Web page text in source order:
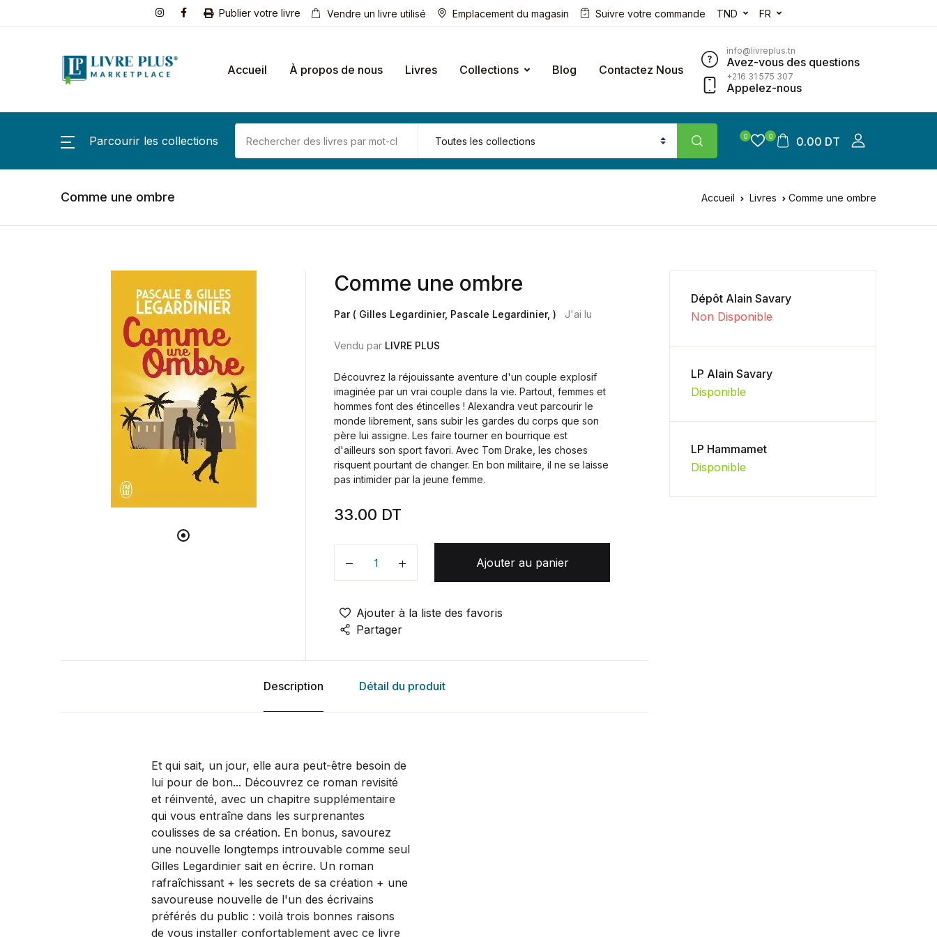
Publier votre livre Vendre un livre utilisé Emplacement du magasin Suivre votre commande TND FR
Accueil À propos de nous Livres Collections Blog Contactez Nous
info@livreplus.tn
Avez-vous des questions
+216 31 575 307
Appelez-nous
Parcourir les collections 0 0 0.00 DT
Comme une ombre Accueil Livres Comme une ombre
Comme une ombre
Par ( Gilles Legardinier, Pascale Legardinier, ) J'ai lu
Vendu par LIVRE PLUS
Découvrez la réjouissante aventure d'un couple explosif
imaginée par un vrai couple dans la vie. Partout, femmes et
hommes font des étincelles ! Alexandra veut parcourir le
monde librement, sans subir les gardes du corps que son
père lui assigne. Les faire tourner en bourrique est
d'ailleurs son sport favori. Avec Tom Drake, les choses
risquent pourtant de changer. En bon militaire, il ne se laisse
pas intimider par la jeune femme.
33.00 DT
Quantité
Ajouter au panier
Ajouter à la liste des favoris
Partager
Description Détail du produit
Et qui sait, un jour, elle aura peut-être besoin de
lui pour de bon... Découvrez ce roman revisité
et réinventé, avec un chapitre supplémentaire
qui vous entraîne dans les surprenantes
coulisses de sa création. En bonus, savourez
une nouvelle longtemps introuvable comme seul
Gilles Legardinier sait en écrire. Un roman
rafraîchissant + les secrets de sa création + une
savoureuse nouvelle de l'un des écrivains
préférés du public : voilà trois bonnes raisons
de vous installer confortablement avec ce livre
Dépôt Alain Savary
Non Disponible
LP Alain Savary
Disponible
LP Hammamet
Disponible